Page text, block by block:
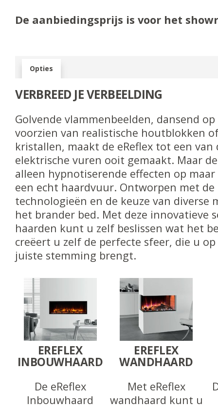
De aanbiedingsprijs is voor het
Opties
VERBREED JE VERBEELDING
Golvende vlammenbeelden, dansend
voorzien van realistische houtblokken
kristallen, maakt de eReflex tot een van
elektrische vuren ooit gemaakt. Maar
alleen hypnotiserende effecten op
een echt haardvuur. Ontworpen met de
technologieën en de keuze van diverse
het brander bed. Met deze innovatieve
haarden kunt u zelf beslissen wat het
creëert u zelf de perfecte sfeer, die u
juiste stemming brengt.
EREFLEX
INBOUWHAARD
De eReflex
Inbouwhaard
EREFLEX
WANDHAARD
Met eReflex
wandhaard kunt u